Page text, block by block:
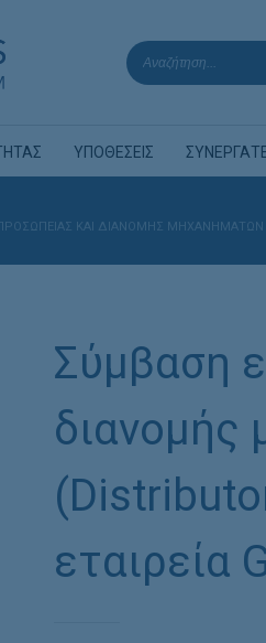
ΥΠΟΘΕΣΕΙΣ
ΚΑΙ ΔΙΑΝΟΜΉΣ ΜΗΧΑΝΗΜΆΤΩΝ
Σύμβαση
διανομής
εταιρεία